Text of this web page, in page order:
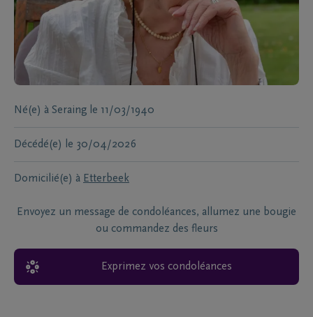
Né(e) à Seraing le 11/03/1940
Décédé(e) le 30/04/2026
Domicilié(e) à Etterbeek
Envoyez un message de condoléances, allumez une bougie
ou commandez des fleurs
Exprimez vos condoléances